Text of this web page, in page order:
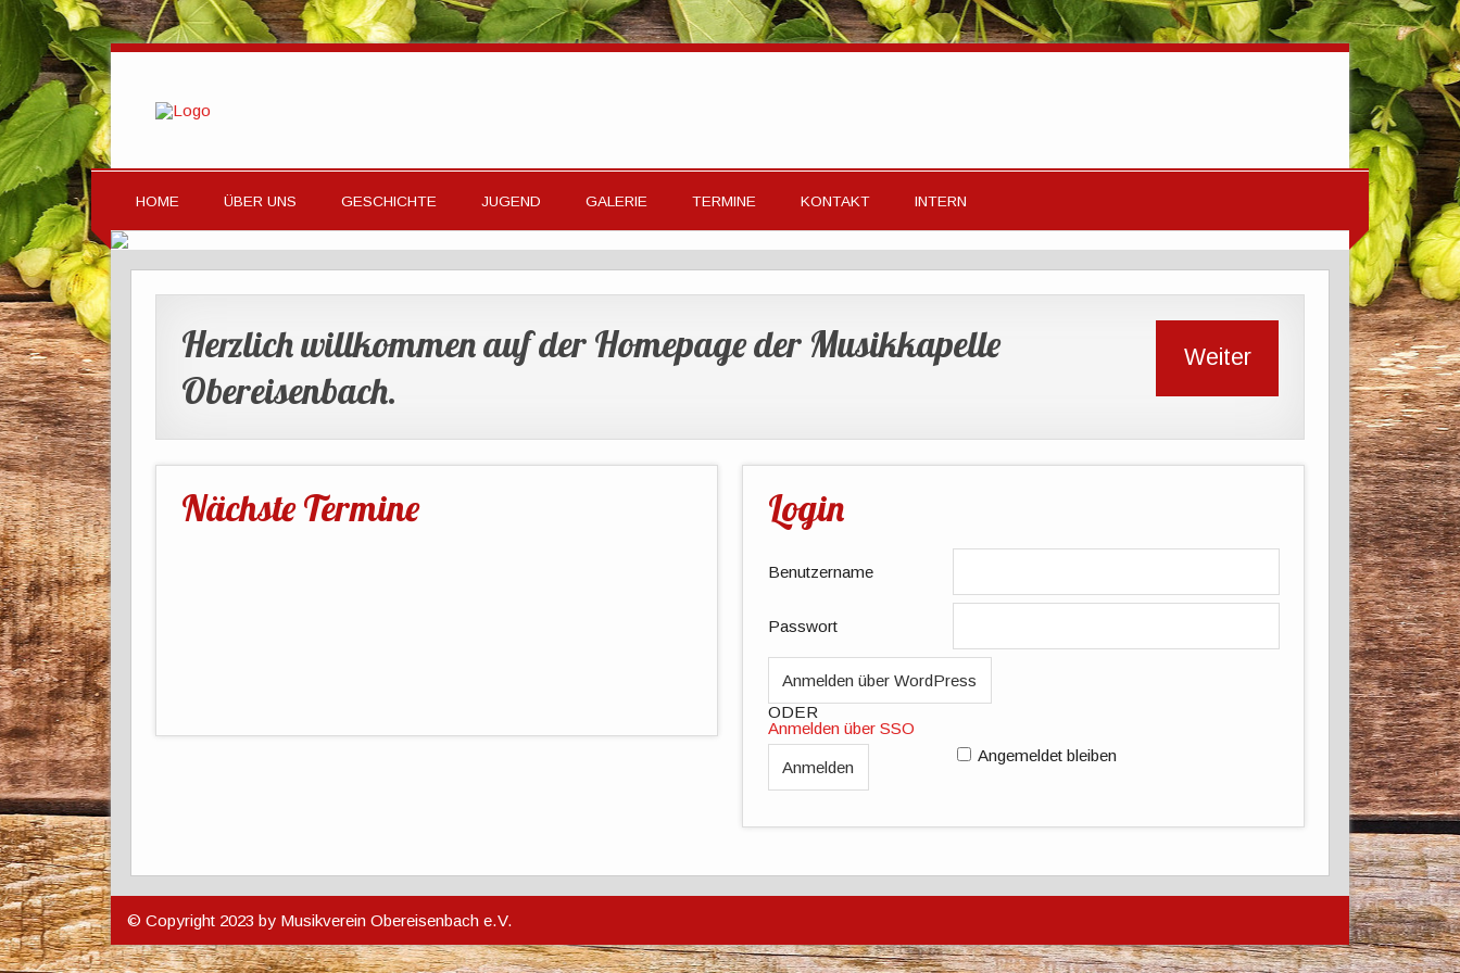
HOME ÜBER UNS GESCHICHTE JUGEND GALERIE TERMINE KONTAKT INTERN
Herzlich willkommen auf der Homepage der Musikkapelle
Obereisenbach.
Weiter
Nächste Termine Login
Benutzername
Passwort
ODER
Anmelden über SSO
Angemeldet bleiben
© Copyright 2023 by Musikverein Obereisenbach e.V.